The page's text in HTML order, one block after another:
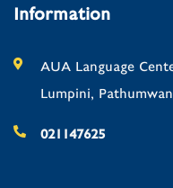
Information
AUA Language
Lumpini,
021147625